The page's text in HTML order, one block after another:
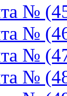
№
№
№
№